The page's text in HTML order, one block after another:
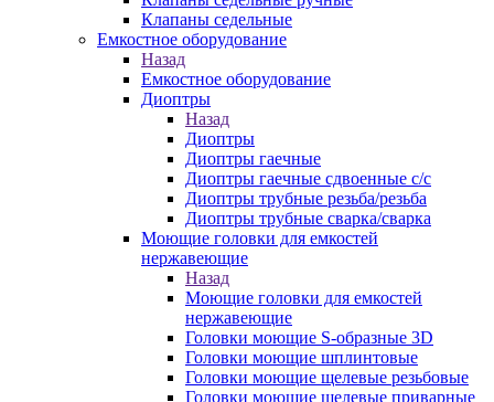
Клапаны седельные
Емкостное оборудование
Назад
Емкостное оборудование
Диоптры
Назад
Диоптры
Диоптры гаечные
Диоптры гаечные сдвоенные c/c
Диоптры трубные резьба/резьба
Диоптры трубные сварка/сварка
Моющие головки для емкостей
нержавеющие
Назад
Моющие головки для емкостей
нержавеющие
Головки моющие S-образные 3D
Головки моющие шплинтовые
Головки моющие щелевые резьбовые
Головки моющие щелевые приварные